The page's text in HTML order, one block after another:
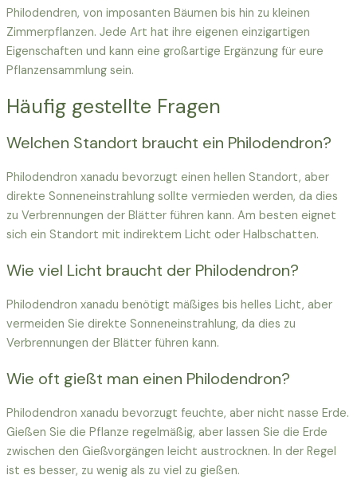
Philodendren, von imposanten Bäumen bis hin zu kleinen
Zimmerpflanzen. Jede Art hat ihre eigenen einzigartigen
Eigenschaften und kann eine großartige Ergänzung für eure
Pflanzensammlung sein.
Häufig gestellte Fragen
Welchen Standort braucht ein Philodendron?
Philodendron xanadu bevorzugt einen hellen Standort, aber
direkte Sonneneinstrahlung sollte vermieden werden, da dies
zu Verbrennungen der Blätter führen kann. Am besten eignet
sich ein Standort mit indirektem Licht oder Halbschatten.
Wie viel Licht braucht der Philodendron?
Philodendron xanadu benötigt mäßiges bis helles Licht, aber
vermeiden Sie direkte Sonneneinstrahlung, da dies zu
Verbrennungen der Blätter führen kann.
Wie oft gießt man einen Philodendron?
Philodendron xanadu bevorzugt feuchte, aber nicht nasse Erde.
Gießen Sie die Pflanze regelmäßig, aber lassen Sie die Erde
zwischen den Gießvorgängen leicht austrocknen. In der Regel
ist es besser, zu wenig als zu viel zu gießen.